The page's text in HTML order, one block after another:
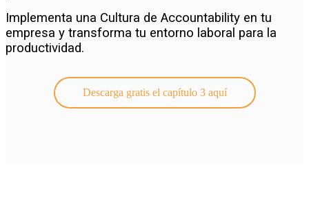
Implementa una Cultura de Accountability en tu
empresa y transforma tu entorno laboral para la
productividad.
Descarga gratis el capítulo 3 aquí